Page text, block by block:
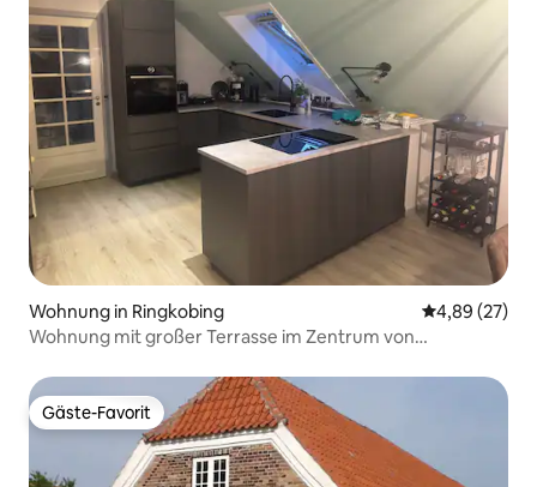
Wohnung in Ringkobing
4,89 (27)
Wohnung mit großer Terrasse im Zentrum von
Gäste-Favorit
Gäste-Favorit